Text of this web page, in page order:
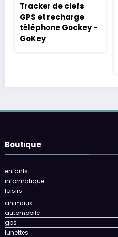
Tracker de clefs
GPS et recharge
téléphone Gockey –
GoKey
Boutique
enfants
informatique
loisirs
animaux
automobile
gps
lunettes